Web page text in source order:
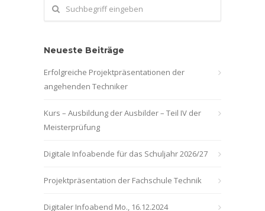
Neueste Beiträge
Erfolgreiche Projektpräsentationen der
angehenden Techniker
Kurs – Ausbildung der Ausbilder – Teil IV der
Meisterprüfung
Digitale Infoabende für das Schuljahr 2026/27
Projektpräsentation der Fachschule Technik
Digitaler Infoabend Mo., 16.12.2024